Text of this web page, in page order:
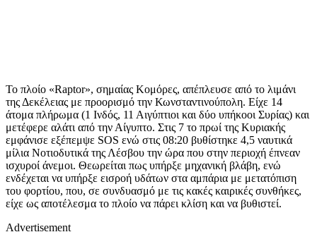
Το πλοίο «Raptor», σημαίας Κομόρες, απέπλευσε από το λιμάνι
της Δεκέλειας με προορισμό την Κωνσταντινούπολη. Είχε 14
άτομα πλήρωμα (1 Ινδός, 11 Αιγύπτιοι και δύο υπήκοοι Συρίας) και
μετέφερε αλάτι από την Αίγυπτο. Στις 7 το πρωί της Κυριακής
εμφάνισε εξέπεμψε SOS ενώ στις 08:20 βυθίστηκε 4,5 ναυτικά
μίλια Νοτιοδυτικά της Λέσβου την ώρα που στην περιοχή έπνεαν
ισχυροί άνεμοι. Θεωρείται πως υπήρξε μηχανική βλάβη, ενώ
ενδέχεται να υπήρξε εισροή υδάτων στα αμπάρια με μετατόπιση
του φορτίου, που, σε συνδυασμό με τις κακές καιρικές συνθήκες,
είχε ως αποτέλεσμα το πλοίο να πάρει κλίση και να βυθιστεί.
Advertisement